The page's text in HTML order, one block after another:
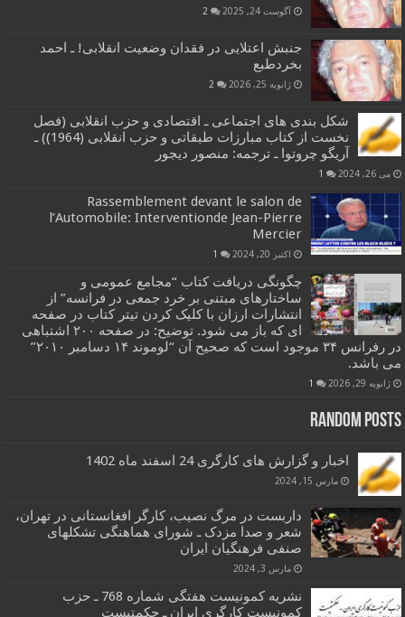
آگوست 24, 2025 2
جنبش اعتلایی در فقدان وضعیت انقلابی! ـ احمد
بخردطبع
ژانویه 25, 2026 2
شکل بندی های اجتماعی ـ اقتصادی و حزب انقلابی (فصل
نخست از کتاب مبارزات طبقاتی و حزب انقلابی (1964)) ـ
آریگو چروتوا ـ ترجمه: منصور دیجور
می 26, 2024 1
Rassemblement devant le salon de
l’Automobile: Interventionde Jean-Pierre
Mercier
اکتبر 20, 2024 1
چگونگی دریافت کتاب “مجامع عمومی و
ساختارهای مبتنی بر خرد جمعی در فرانسه” از
انتشارات ارزان با کلیک کردن تیتر کتاب در صفحه
ای که باز می شود. توضیح: در صفحه ۲۰۰ اشتباهی
در رفرانس ۳۴ موجود است که صحیح آن “لوموند ۱۴ دسامبر ۲۰۱۰”
می باشد.
ژانویه 29, 2026 1
Random Posts
اخبار و گزارش های کارگری 24 اسفند ماه 1402
مارس 15, 2024
داربست در مرگ نصیب، کارگر افغانستانی در تهران،
شعر و صدا مزدک ـ شورای هماهنگی تشکلهای
صنفی فرهنگیان ایران
مارس 3, 2024
نشریه کمونیست هفتگی شماره 768 ـ حزب
کمونیست کارگری ایران ـ حکمتیست